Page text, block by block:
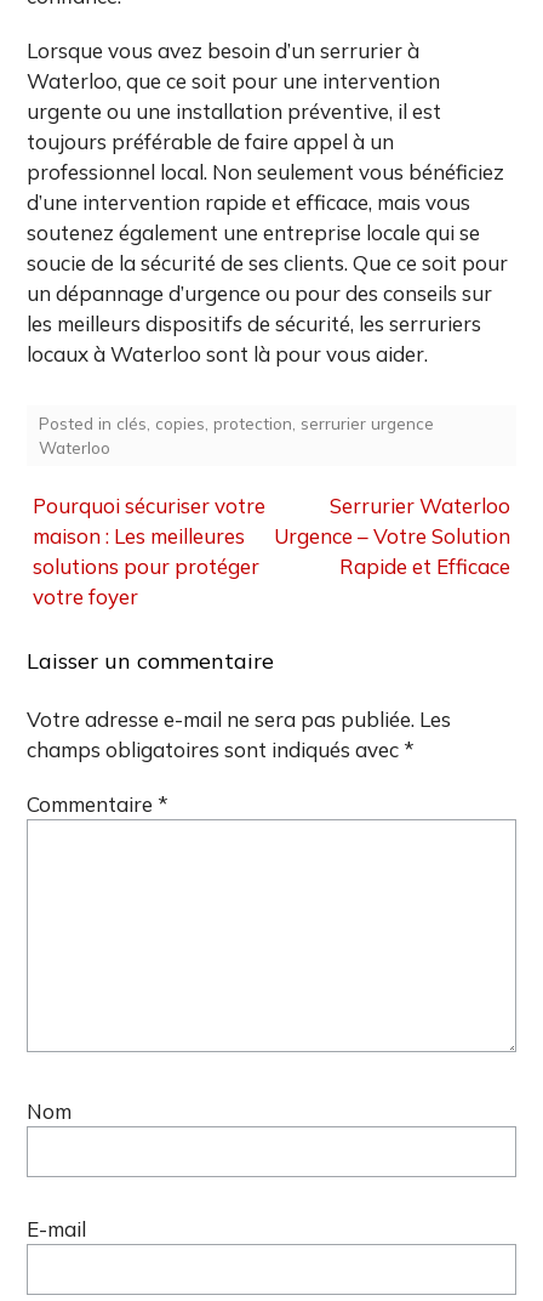
Lorsque vous avez besoin d’un serrurier à
Waterloo, que ce soit pour une intervention
urgente ou une installation préventive, il est
toujours préférable de faire appel à un
professionnel local. Non seulement vous bénéficiez
d’une intervention rapide et efficace, mais vous
soutenez également une entreprise locale qui se
soucie de la sécurité de ses clients. Que ce soit pour
un dépannage d’urgence ou pour des conseils sur
les meilleurs dispositifs de sécurité, les serruriers
locaux à Waterloo sont là pour vous aider.
Posted in clés copies ,protection serrurier urgence
Waterloo
de
l’article
Pourquoi sécuriser votre
maison : Les meilleures
solutions pour protéger
votre foyer
Serrurier Waterloo
Urgence – Votre Solution
Rapide et Efficace
Laisser un commentaire
Votre adresse e-mail ne sera pas publiée. Les
champs obligatoires sont indiqués avec *
Commentaire *
Nom
E-mail